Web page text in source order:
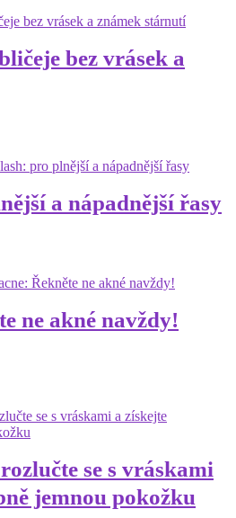
bez vrásek a
a nápadnější řasy
ne akné navždy!
se s vráskami
jemnou pokožku